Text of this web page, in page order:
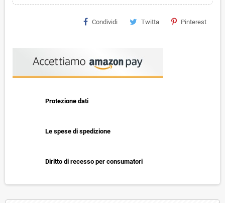
Condividi Twitta Pinterest
Protezione dati
Le spese di spedizione
Diritto di recesso per consumatori